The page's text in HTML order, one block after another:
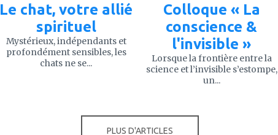
Le chat, votre allié
spirituel
Mystérieux, indépendants et
profondément sensibles, les
chats ne se...
Colloque « La
conscience &
l'invisible »
Lorsque la frontière entre la
science et l’invisible s’estompe,
un...
PLUS D'ARTICLES